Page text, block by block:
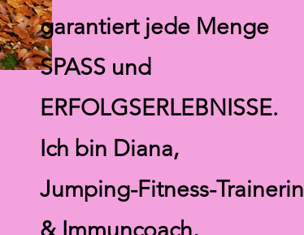
garantiert jede Menge
SPASS und
ERFOLGSERLEBNISSE.
Ich bin Diana,
Jumping-Fitness-Trainerin